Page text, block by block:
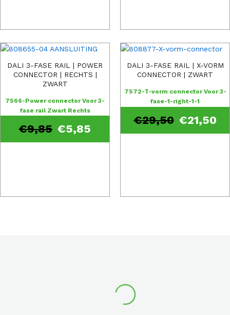
DALI 3-FASE RAIL | POWER
CONNECTOR | RECHTS |
ZWART
7566-Power connector Voor 3-
fase rail Zwart Rechts
€5,85
€9,85
DALI 3-FASE RAIL | X-VORM
CONNECTOR | ZWART
7572-T-vorm connector Voor 3-
fase-1-right-1-1
€21,50
€29,50